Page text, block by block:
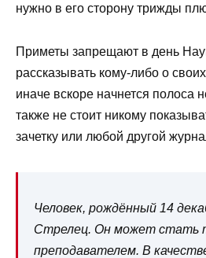
нужно в его сторону трижды
Приметы запрещают в день
рассказывать кому-либо о
иначе вскоре начнется полоса
также не стоит никому
зачетку или любой другой
Человек, рождённый 14
Стрелец. Он может стать
преподавателем. В